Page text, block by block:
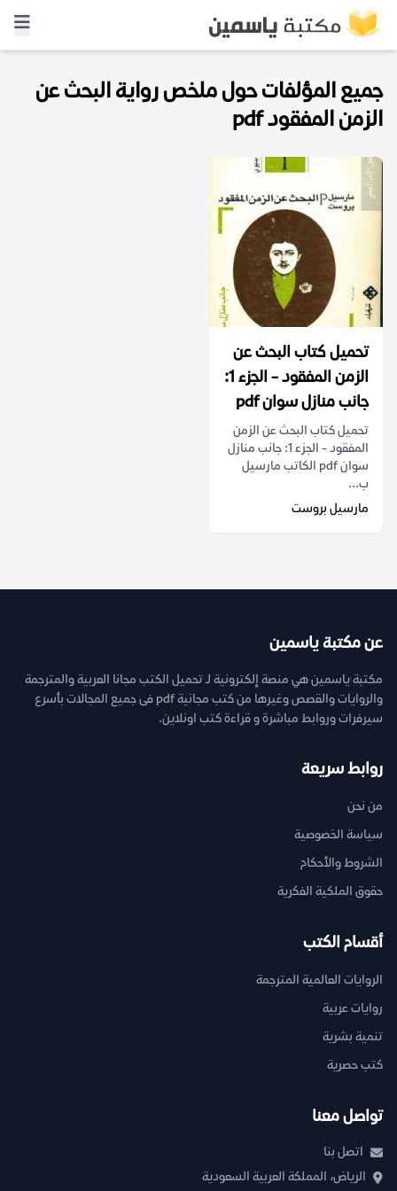
جميع المؤلفات حول ملخص رواية البحث عن
الزمن المفقود pdf
تحميل كتاب البحث عن
الزمن المفقود - الجزء 1:
جانب منازل سوان pdf
تحميل كتاب البحث عن الزمن
المفقود - الجزء 1: جانب منازل
سوان pdf الكاتب مارسيل
ب...
مارسيل بروست
عن مكتبة ياسمين
مكتبة ياسمين هي منصة إلكترونية لـ تحميل الكتب مجانا العربية والمترجمة
والروايات والقصص وغيرها من كتب مجانية pdf فى جميع المجالات بأسرع
سيرفرات وروابط مباشرة و قراءة كتب اونلاين.
روابط سريعة
من نحن
سياسة الخصوصية
الشروط والأحكام
حقوق الملكية الفكرية
أقسام الكتب
الروايات العالمية المترجمة
روايات عربية
تنمية بشرية
كتب حصرية
تواصل معنا
اتصل بنا
الرياض، المملكة العربية السعودية